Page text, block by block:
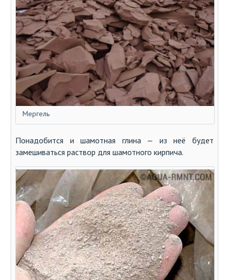
Мергель
Понадобится и шамотная глина — из неё будет
замешиваться раствор для шамотного кирпича.